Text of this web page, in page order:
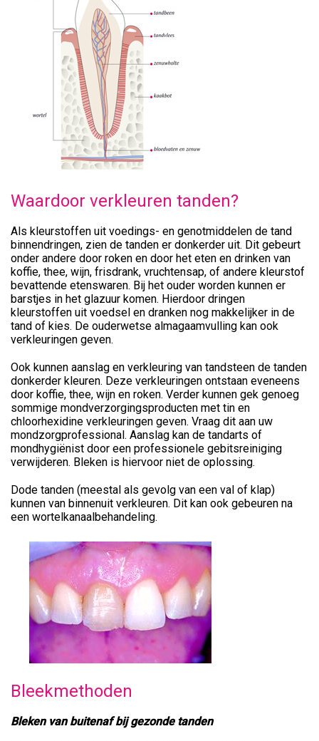
Waardoor verkleuren tanden?
Als kleurstoffen uit voedings- en genotmiddelen de tand
binnendringen, zien de tanden er donkerder uit. Dit gebeurt
onder andere door roken en door het eten en drinken van
koffie, thee, wijn, frisdrank, vruchtensap, of andere kleurstof
bevattende etenswaren. Bij het ouder worden kunnen er
barstjes in het glazuur komen. Hierdoor dringen
kleurstoffen uit voedsel en dranken nog makkelijker in de
tand of kies. De ouderwetse almagaamvulling kan ook
verkleuringen geven.
Ook kunnen aanslag en verkleuring van tandsteen de tanden
donkerder kleuren. Deze verkleuringen ontstaan eveneens
door koffie, thee, wijn en roken. Verder kunnen gek genoeg
sommige mondverzorgingsproducten met tin en
chloorhexidine verkleuringen geven. Vraag dit aan uw
mondzorgprofessional. Aanslag kan de tandarts of
mondhygiënist door een professionele gebitsreiniging
verwijderen. Bleken is hiervoor niet de oplossing.
Dode tanden (meestal als gevolg van een val of klap)
kunnen van binnenuit verkleuren. Dit kan ook gebeuren na
een wortelkanaalbehandeling.
Bleekmethoden
Bleken van buitenaf bij gezonde tanden